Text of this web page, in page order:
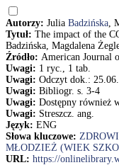
Autorzy: Julia Badzińska,
Tytuł: The impact of the
Badzińska, Magdalena
Źródło: American Journal
Uwagi: 1 ryc., 1 tab.
Uwagi: Odczyt dok.:
Uwagi: Bibliogr. s. 3-4
Uwagi: Dostępny również
Uwagi: Streszcz. ang.
Język: ENG
Słowa kluczowe:
MŁODZIEŻ (WIEK
URL: https://